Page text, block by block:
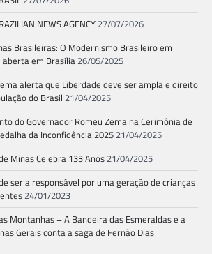
NEWS AGENCY 27/07/2026
Brasileiras: O Modernismo Brasileiro em
aberta em Brasília 26/05/2025
alerta que Liberdade deve ser ampla e direito
do Brasil 21/04/2025
do Governador Romeu Zema na Cerimônia de
da Inconfidência 202521/04/2025
Minas Celebra 133 Anos 21/04/2025
ser a responsável por uma geração de crianças
24/01/2023
Montanhas – A Bandeira das Esmeraldas e a
Gerais conta a saga de Fernão Dias